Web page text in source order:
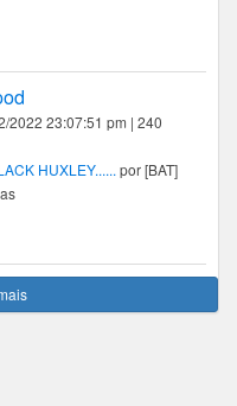
2022 23:07:51 pm | 240
HUXLEY...... por [BAT]